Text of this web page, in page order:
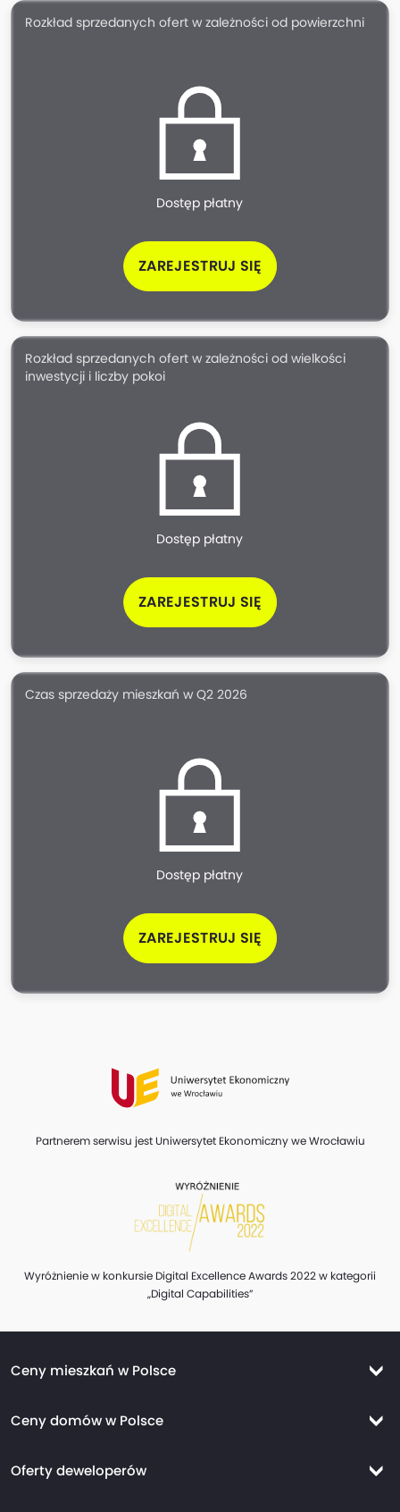
Rozkład sprzedanych ofert w zależności od powierzchni
Dostęp płatny
ZAREJESTRUJ SIĘ
Rozkład sprzedanych ofert w zależności od wielkości
inwestycji i liczby pokoi
Dostęp płatny
ZAREJESTRUJ SIĘ
Czas sprzedaży mieszkań w Q2 2026
Dostęp płatny
ZAREJESTRUJ SIĘ
Partnerem serwisu jest Uniwersytet Ekonomiczny we Wrocławiu
Wyróżnienie w konkursie Digital Excellence Awards 2022 w kategorii
„Digital Capabilities”
Ceny mieszkań w Polsce
Ceny mieszkań Kraków
Ceny mieszkań Wrocław
Ceny domów w Polsce
Ceny domów Kraków
Oferty deweloperów